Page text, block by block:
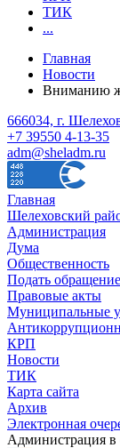
ТИК
...
Главная
Новости
Вниманию
666034, г.
+7 39550 4-13-35
adm@sheladm.ru
Главная
Шелеховский
Администрация
Дума
Общественность
Подать обращение
Правовые акты
Муниципальные
КРП
Новости
ТИК
Карта сайта
Архив
Электронная
Администрация в